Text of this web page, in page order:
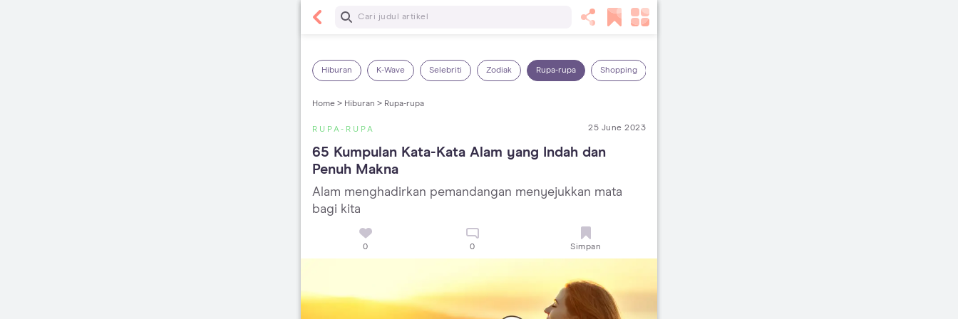
Baca Selanjutnya
Hiburan K-Wave Selebriti Zodiak Rupa-rupa Shopping
Home > Hiburan > Rupa-rupa
RUPA-RUPA 25 June 2023
65 Kumpulan Kata-Kata Alam yang Indah dan
Penuh Makna
Alam menghadirkan pemandangan menyejukkan mata
bagi kita
0 0 Simpan